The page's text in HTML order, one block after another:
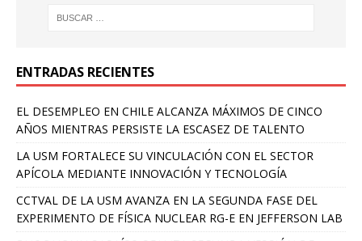
ENTRADAS RECIENTES
EL DESEMPLEO EN CHILE ALCANZA MÁXIMOS DE CINCO
AÑOS MIENTRAS PERSISTE LA ESCASEZ DE TALENTO
LA USM FORTALECE SU VINCULACIÓN CON EL SECTOR
APÍCOLA MEDIANTE INNOVACIÓN Y TECNOLOGÍA
CCTVAL DE LA USM AVANZA EN LA SEGUNDA FASE DEL
EXPERIMENTO DE FÍSICA NUCLEAR RG-E EN JEFFERSON LAB